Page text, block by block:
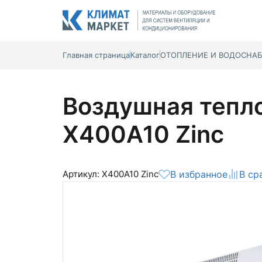
Главная страницаКаталогОТОПЛЕНИЕ И
Воздушная
Х400A10 Zinc
Артикул: Х400A10 Zinc В избранное В
Для оформления заказа необходимо